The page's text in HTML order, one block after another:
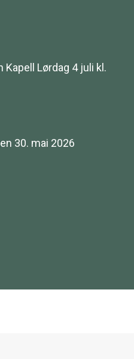
Lørdag 4 juli kl.
30. mai 2026